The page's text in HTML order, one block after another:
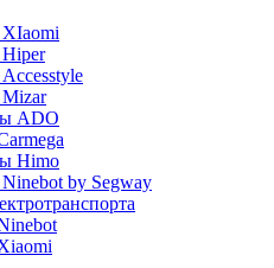
XIaomi
Hiper
Mizar
ADO
Himo
by Segway